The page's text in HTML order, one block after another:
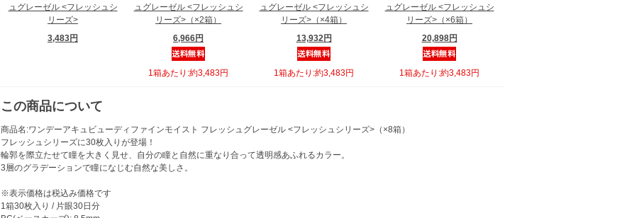
ュグレーゼル <フレッシュシ
リーズ>
3,483円
ュグレーゼル <フレッシュシ
リーズ>（×2箱）
6,966円
1箱あたり:約3,483円
ュグレーゼル <フレッシュシ
リーズ>（×4箱）
13,932円
1箱あたり:約3,483円
ュグレーゼル <フレッシュシ
リーズ>（×6箱）
20,898円
1箱あたり:約3,483円
この商品について
商品名:ワンデーアキュビューディファインモイスト フレッシュグレーゼル <フレッシュシリーズ>（×8箱）
フレッシュシリーズに30枚入りが登場！
輪郭を際立たせて瞳を大きく見せ、自分の瞳と自然に重なり合って透明感あふれるカラー。
3層のグラデーションで瞳になじむ自然な美しさ。
※表示価格は税込み価格です
1箱30枚入り / 片眼30日分